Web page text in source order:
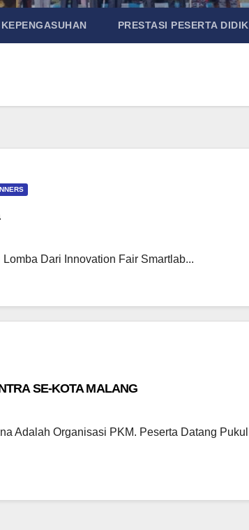
KEPENGASUHAN PRESTASI PESERTA DIDIK
Dari Innovation Fair Smartlab...
SE-KOTA MALANG
Adalah Organisasi PKM. Peserta Datang Pukul